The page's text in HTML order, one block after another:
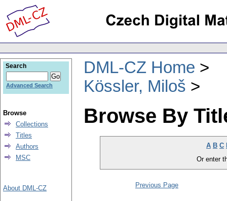
DML-CZ Home
Kössler, Miloš
Browse By
A B C
Or enter
Previous Page
Search
Advanced Search
Browse
Collections
Titles
Authors
MSC
About DML-CZ